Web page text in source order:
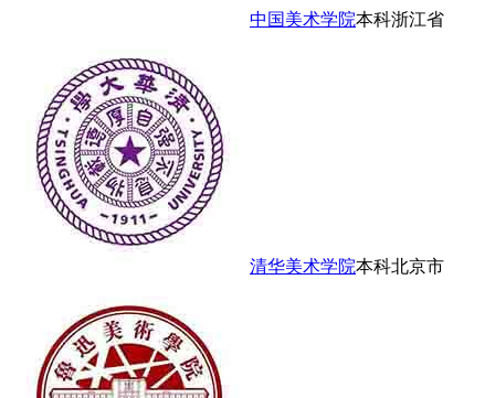
中国美术学院本科浙江省
清华美术学院本科北京市